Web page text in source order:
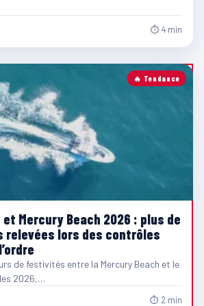
⏱ 4 min
🔥 Tendance
et Mercury Beach 2026 : plus de
relevées lors des contrôles
de festivités entre la Mercury Beach et le
2026,…
⏱ 2 min